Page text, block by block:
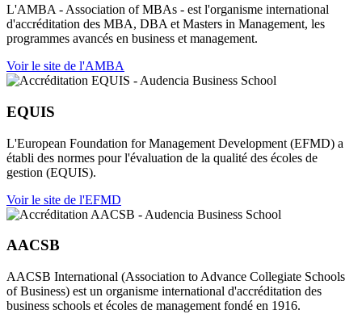
L'AMBA - Association of MBAs - est l'organisme international
d'accréditation des MBA, DBA et Masters in Management, les
programmes avancés en business et management.
Voir le site de l'AMBA
EQUIS
L'European Foundation for Management Development (EFMD) a
établi des normes pour l'évaluation de la qualité des écoles de
gestion (EQUIS).
Voir le site de l'EFMD
AACSB
AACSB International (Association to Advance Collegiate Schools
of Business) est un organisme international d'accréditation des
business schools et écoles de management fondé en 1916.